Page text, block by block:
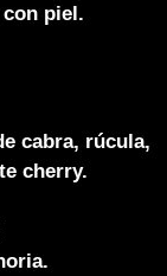
piel.
cabra, rúcula,
cherry.